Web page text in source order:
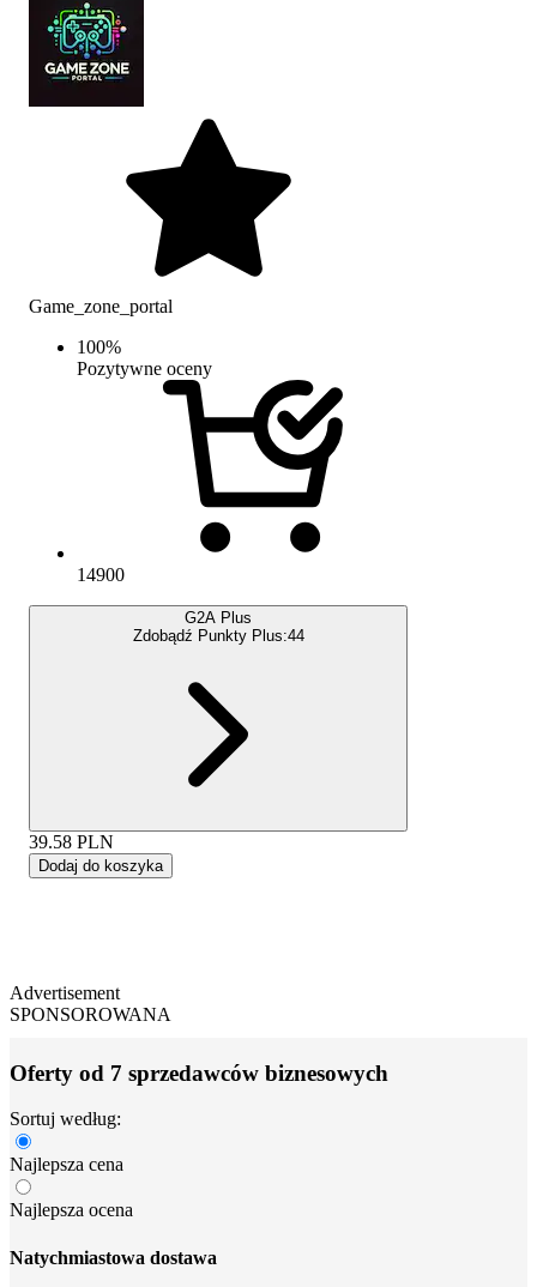
Game_zone_portal
100%
Pozytywne oceny
14900
G2A Plus
Zdobądź Punkty Plus:44
39.58 PLN
Dodaj do koszyka
Advertisement
SPONSOROWANA
Oferty od 7 sprzedawców biznesowych
Sortuj według:
Najlepsza cena
Najlepsza ocena
Natychmiastowa dostawa